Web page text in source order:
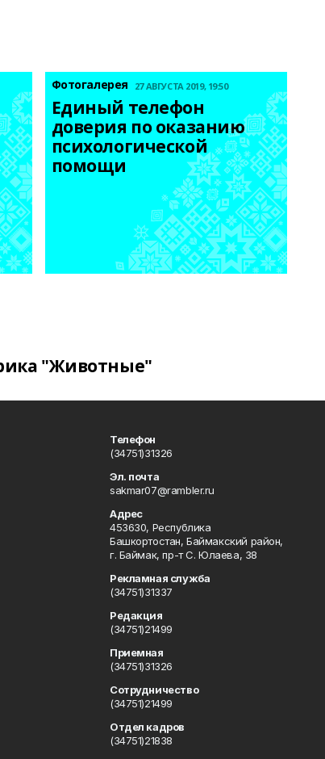
Фотогалерея 27 АВГУСТА 2019, 19:50
Единый телефон
доверия по оказанию
психологической
помощи
"Животные"
Телефон
(34751)31326
Эл. почта
sakmar07@rambler.ru
Адрес
453630, Республика
Башкортостан, Баймакский район,
г. Баймак, пр-т С. Юлаева, 38
Рекламная служба
(34751)31337
Редакция
(34751)21499
Приемная
(34751)31326
Сотрудничество
(34751)21499
Отдел кадров
(34751)21838